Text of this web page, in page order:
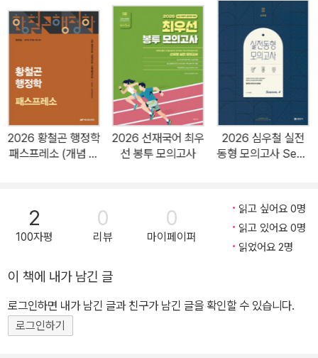
식으로 공부하기 위해서, 우리는 기출문제를 귀하게 여기면서 여러
번 분석하고 풀어봐야 합니다. 『2026 황철곤 행정학 기출문제집』에
는 지난 18년 동안 다양한 시험에서 출제되었던 수험행정학의 기출
문제 중에서 반드시 확인해야 할 1800제를 선별하여 담았습니다. 본
교재는 1800제를 단순히 나열하는 데 그치지 않고, ‘핵심문제’와 ‘P
LUS문제’로 구분하여 문제의 중요도에 따른 강약조절을 통해 효과
적인 기출 학습이 될 수 있도록 구성하였습니다. 1800제 중에서도
반드시 체크해야 할 문제들은 인사혁신처가 출제한 9급과 7급 문제
주요 개념을 깔끔하고 세련되게 묻고 있기 때문에 행정학의 개념들을
수험적합적으로 학습하고 정리하는 데 큰 도움을 줄 것입니다. 핵심
문제들은 반드시 100% 소화하고 시험장에 들어가셔야 합니다. 여기
기관들의 기출문제 700제를 ‘PLUS문제’로 묶어 진도별로 배치했
습니다. 해당 문제들은 앞으로 9급과 7급 시험에 출제될 가능성이 있
는 예상논점들을 담고 있는 소중한 자료입니다. PLUS문제까지 여러
2026 황철곤 행정학
패스프레소 (개념 압
2026 선재국어 최우
선 봉투 모의고사
2026 심우철 실전
동형 모의고사 Seas
2
100자평
0
리뷰
0
마이페이퍼
읽고 싶어요 0명
읽고 있어요 0명
읽었어요 2명
이 책에 내가 남긴 글
로그인하면 내가 남긴 글과 친구가 남긴 글을 확인할 수 있습니다.
로그인하기